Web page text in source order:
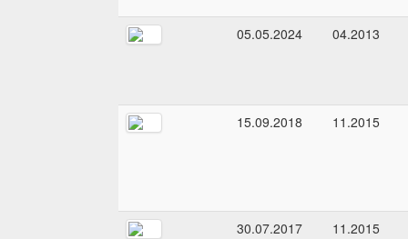
05.05.2024 04.2013
15.09.2018 11.2015
30.07.2017 11.2015